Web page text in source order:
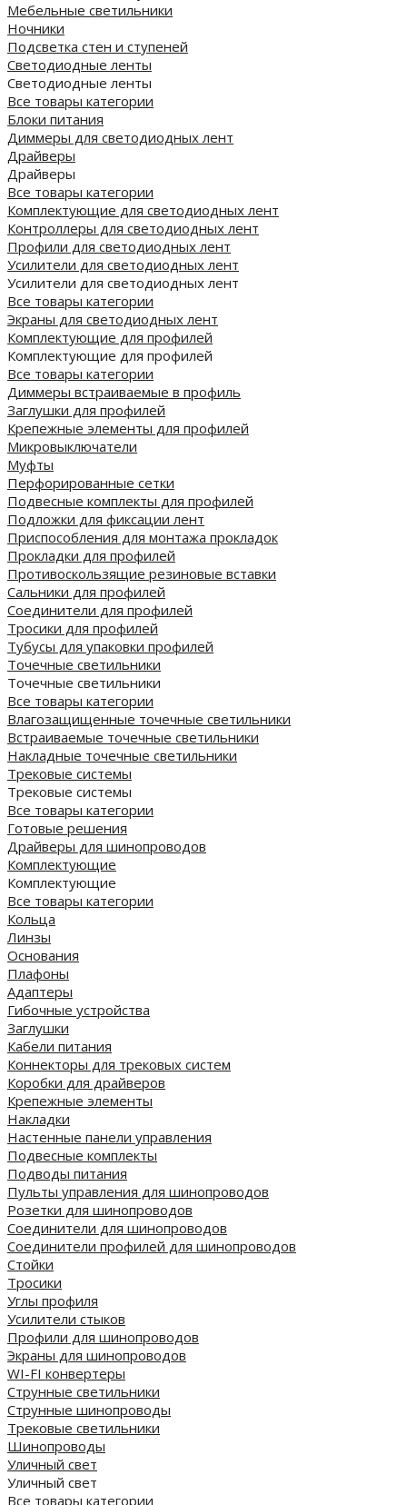
Мебельные светильники
Ночники
Подсветка стен и ступеней
Светодиодные ленты
Светодиодные ленты
Все товары категории
Блоки питания
Диммеры для светодиодных лент
Драйверы
Драйверы
Все товары категории
Комплектующие для светодиодных лент
Контроллеры для светодиодных лент
Профили для светодиодных лент
Усилители для светодиодных лент
Усилители для светодиодных лент
Все товары категории
Экраны для светодиодных лент
Комплектующие для профилей
Комплектующие для профилей
Все товары категории
Диммеры встраиваемые в профиль
Заглушки для профилей
Крепежные элементы для профилей
Микровыключатели
Муфты
Перфорированные сетки
Подвесные комплекты для профилей
Подложки для фиксации лент
Приспособления для монтажа прокладок
Прокладки для профилей
Противоскользящие резиновые вставки
Сальники для профилей
Соединители для профилей
Тросики для профилей
Тубусы для упаковки профилей
Точечные светильники
Точечные светильники
Все товары категории
Влагозащищенные точечные светильники
Встраиваемые точечные светильники
Накладные точечные светильники
Трековые системы
Трековые системы
Все товары категории
Готовые решения
Драйверы для шинопроводов
Комплектующие
Комплектующие
Все товары категории
Кольца
Линзы
Основания
Плафоны
Адаптеры
Гибочные устройства
Заглушки
Кабели питания
Коннекторы для трековых систем
Коробки для драйверов
Крепежные элементы
Накладки
Настенные панели управления
Подвесные комплекты
Подводы питания
Пульты управления для шинопроводов
Розетки для шинопроводов
Соединители для шинопроводов
Соединители профилей для шинопроводов
Стойки
Тросики
Углы профиля
Усилители стыков
Профили для шинопроводов
Экраны для шинопроводов
WI-FI конвертеры
Струнные светильники
Струнные шинопроводы
Трековые светильники
Шинопроводы
Уличный свет
Уличный свет
Все товары категории